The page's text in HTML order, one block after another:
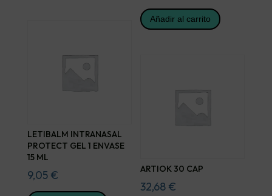
Añadir al carrito
LETIBALM INTRANASAL
PROTECT GEL 1 ENVASE
15 ML
9,05 € ARTIOK 30 CAP
32,68 €